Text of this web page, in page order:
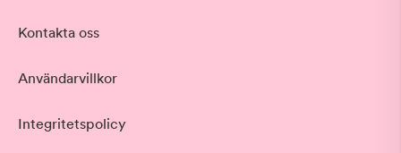
Akut tandvård
Grundlig kontroll av tänder och tandkött
Professionell rengöring och puts
Kontakta oss
Användarvillkor
Integritetspolicy